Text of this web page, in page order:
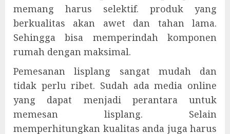
memang harus selektif. produk yang
berkualitas akan awet dan tahan lama.
Sehingga bisa memperindah komponen
rumah dengan maksimal.
Pemesanan lisplang sangat mudah dan
tidak perlu ribet. Sudah ada media online
yang dapat menjadi perantara untuk
memesan lisplang. Selain
memperhitungkan kualitas anda juga harus